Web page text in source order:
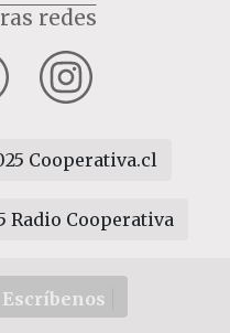
redes
Cooperativa.cl
Radio Cooperativa
Escríbenos